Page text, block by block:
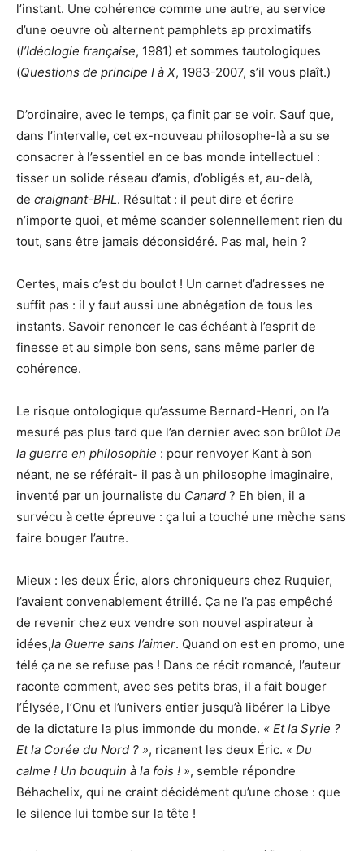
l’instant. Une cohérence comme une autre, au service
d’une oeuvre où alternent pamphlets ap proximatifs
(l’Idéologie française, 1981) et sommes tautologiques
(Questions de principe I à X, 1983-2007, s’il vous plaît.)
D’ordinaire, avec le temps, ça finit par se voir. Sauf que,
dans l’intervalle, cet ex-nouveau philosophe-là a su se
consacrer à l’essentiel en ce bas monde intellectuel :
tisser un solide réseau d’amis, d’obligés et, au-delà,
de craignant-BHL. Résultat : il peut dire et écrire
n’importe quoi, et même scander solennellement rien du
tout, sans être jamais déconsidéré. Pas mal, hein ?
Certes, mais c’est du boulot ! Un carnet d’adresses ne
suffit pas : il y faut aussi une abnégation de tous les
instants. Savoir renoncer le cas échéant à l’esprit de
finesse et au simple bon sens, sans même parler de
cohérence.
Le risque ontologique qu’assume Bernard-Henri, on l’a
mesuré pas plus tard que l’an dernier avec son brûlot De
la guerre en philosophie : pour renvoyer Kant à son
néant, ne se référait- il pas à un philosophe imaginaire,
inventé par un journaliste du Canard ? Eh bien, il a
survécu à cette épreuve : ça lui a touché une mèche sans
faire bouger l’autre.
Mieux : les deux Éric, alors chroniqueurs chez Ruquier,
l’avaient convenablement étrillé. Ça ne l’a pas empêché
de revenir chez eux vendre son nouvel aspirateur à
idées,la Guerre sans l’aimer. Quand on est en promo, une
télé ça ne se refuse pas ! Dans ce récit romancé, l’auteur
raconte comment, avec ses petits bras, il a fait bouger
l’Élysée, l’Onu et l’univers entier jusqu’à libérer la Libye
de la dictature la plus immonde du monde. « Et la Syrie ?
Et la Corée du Nord ? », ricanent les deux Éric. « Du
calme ! Un bouquin à la fois ! », semble répondre
Béhachelix, qui ne craint décidément qu’une chose : que
le silence lui tombe sur la tête !